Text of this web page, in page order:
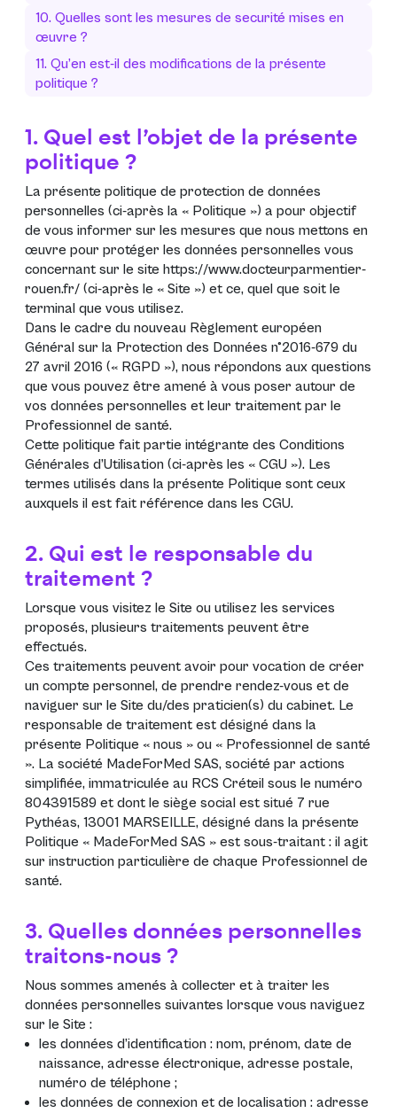
10. Quelles sont les mesures de securité mises en
œuvre ?
11. Qu’en est-il des modifications de la présente
politique ?
1. Quel est l’objet de la présente
politique ?
La présente politique de protection de données
personnelles (ci-après la « Politique ») a pour objectif
de vous informer sur les mesures que nous mettons en
œuvre pour protéger les données personnelles vous
concernant sur le site https://www.docteurparmentier-
rouen.fr/ (ci-après le « Site ») et ce, quel que soit le
terminal que vous utilisez.
Dans le cadre du nouveau Règlement européen
Général sur la Protection des Données n°2016-679 du
27 avril 2016 (« RGPD »), nous répondons aux questions
que vous pouvez être amené à vous poser autour de
vos données personnelles et leur traitement par le
Professionnel de santé.
Cette politique fait partie intégrante des Conditions
Générales d’Utilisation (ci-après les « CGU »). Les
termes utilisés dans la présente Politique sont ceux
auxquels il est fait référence dans les CGU.
2. Qui est le responsable du
traitement ?
Lorsque vous visitez le Site ou utilisez les services
proposés, plusieurs traitements peuvent être
effectués.
Ces traitements peuvent avoir pour vocation de créer
un compte personnel, de prendre rendez-vous et de
naviguer sur le Site du/des praticien(s) du cabinet. Le
responsable de traitement est désigné dans la
présente Politique « nous » ou « Professionnel de santé
». La société MadeForMed SAS, société par actions
simplifiée, immatriculée au RCS Créteil sous le numéro
804391589 et dont le siège social est situé 7 rue
Pythéas, 13001 MARSEILLE, désigné dans la présente
Politique « MadeForMed SAS » est sous-traitant : il agit
sur instruction particulière de chaque Professionnel de
santé.
3. Quelles données personnelles
traitons-nous ?
Nous sommes amenés à collecter et à traiter les
données personnelles suivantes lorsque vous naviguez
sur le Site :
les données d’identification : nom, prénom, date de
naissance, adresse électronique, adresse postale,
numéro de téléphone ;
les données de connexion et de localisation : adresse